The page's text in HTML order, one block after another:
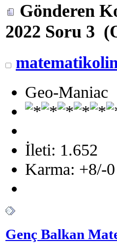
Gönderen
2022 Soru 3
Geo-Maniac
İleti: 1.652
Karma: +8/-0
Genç Balkan